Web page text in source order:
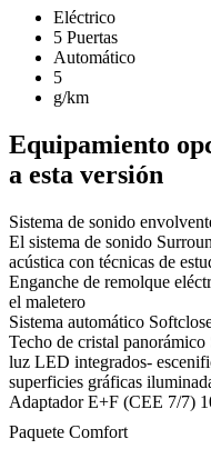
Eléctrico
5 Puertas
Automático
5
g/km
Equipamiento
a esta versión
Sistema de sonido
El sistema de sonido
acústica con técnicas de
Enganche de remolque
el maletero
Sistema automático
Techo de cristal
luz LED integrados-
superficies gráficas
Adaptador E+F (CEE 7/7)
Paquete Comfort